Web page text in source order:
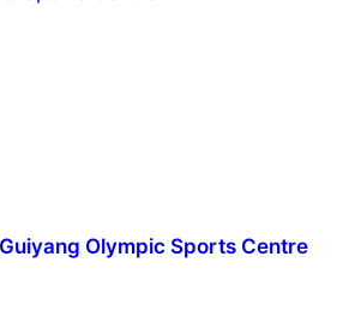
Olympic Sports Centre